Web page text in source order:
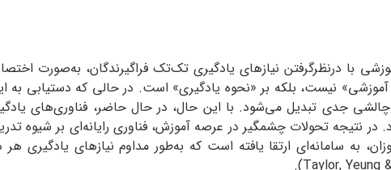
نیست، بلکه بر «نحوه یادگیری» است. در حالی که دستیابی به
جدی تبدیل می‌شود. با این حال، در حال حاضر، فناوری‌های
نتیجه تحولات چشمگیر در عرصه آموزش، فناوری رایانه‌ای بر شیوه
به سامانه‌ای ارتقا یافته است که به‌طور مداوم نیازهای یادگیری